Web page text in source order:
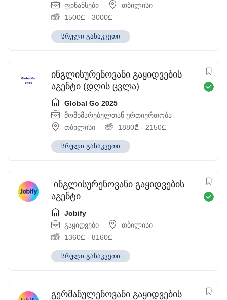
ფინანსები
თბილისი
1500₾ - 3000₾
სრული განაკვეთი
ინგლისურენოვანი გაყიდვების
აგენტი (დღის ცვლა)
Global Go 2025
მომხმარებელთან ურთიერთობა
თბილისი
1880₾ - 2150₾
სრული განაკვეთი
ინგლისურენოვანი გაყიდვების
აგენტი
Jobify
გაყიდვები
თბილისი
1360₾ - 8160₾
სრული განაკვეთი
გერმანულენოვანი გაყიდვების